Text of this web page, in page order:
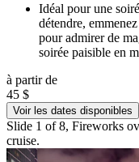
Idéal pour une
détendre,
pour admirer de
soirée paisible en
à partir de
45 $
Voir les dates disponibles
Slide 1 of 8, Fireworks
cruise.